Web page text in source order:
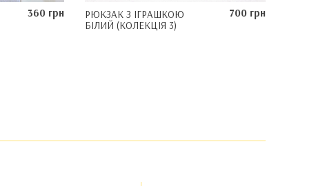
360 грн
РЮКЗАК З ІГРАШКОЮ
БІЛИЙ (КОЛЕКЦІЯ 3)
700 грн